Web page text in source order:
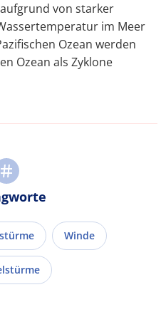
von starker
im Meer
Ozean werden
Ozean als Zyklone
Winde